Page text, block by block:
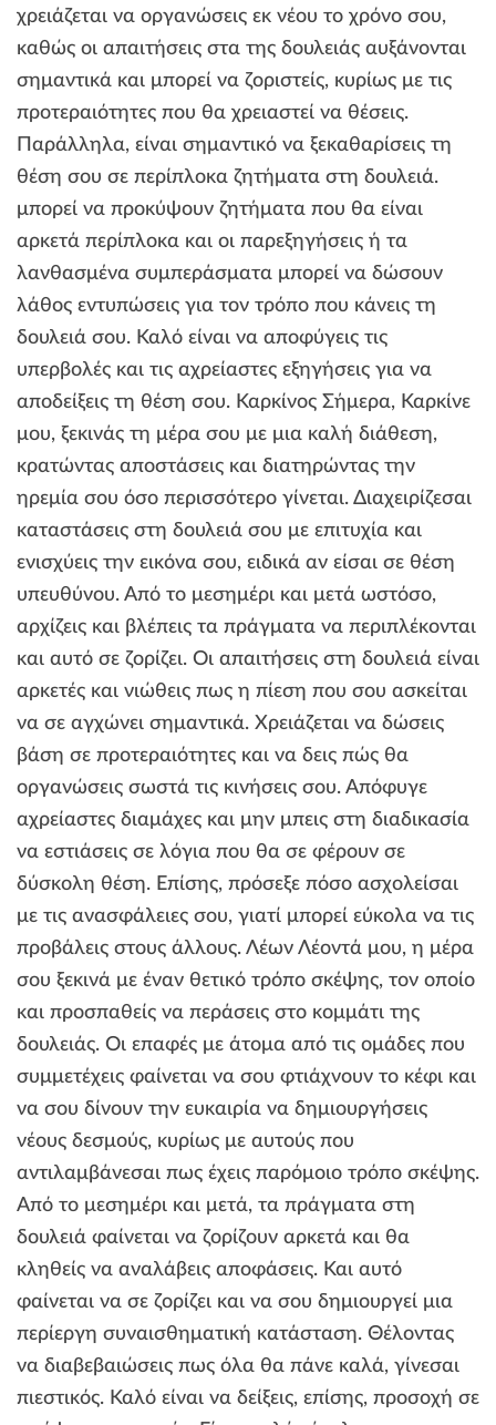
χρειάζεται να οργανώσεις εκ νέου το χρόνο σου,
καθώς οι απαιτήσεις στα της δουλειάς αυξάνονται
σημαντικά και μπορεί να ζοριστείς, κυρίως με τις
προτεραιότητες που θα χρειαστεί να θέσεις.
Παράλληλα, είναι σημαντικό να ξεκαθαρίσεις τη
θέση σου σε περίπλοκα ζητήματα στη δουλειά.
μπορεί να προκύψουν ζητήματα που θα είναι
αρκετά περίπλοκα και οι παρεξηγήσεις ή τα
λανθασμένα συμπεράσματα μπορεί να δώσουν
λάθος εντυπώσεις για τον τρόπο που κάνεις τη
δουλειά σου. Καλό είναι να αποφύγεις τις
υπερβολές και τις αχρείαστες εξηγήσεις για να
αποδείξεις τη θέση σου. Καρκίνος Σήμερα, Καρκίνε
μου, ξεκινάς τη μέρα σου με μια καλή διάθεση,
κρατώντας αποστάσεις και διατηρώντας την
ηρεμία σου όσο περισσότερο γίνεται. Διαχειρίζεσαι
καταστάσεις στη δουλειά σου με επιτυχία και
ενισχύεις την εικόνα σου, ειδικά αν είσαι σε θέση
υπευθύνου. Από το μεσημέρι και μετά ωστόσο,
αρχίζεις και βλέπεις τα πράγματα να περιπλέκονται
και αυτό σε ζορίζει. Οι απαιτήσεις στη δουλειά είναι
αρκετές και νιώθεις πως η πίεση που σου ασκείται
να σε αγχώνει σημαντικά. Χρειάζεται να δώσεις
βάση σε προτεραιότητες και να δεις πώς θα
οργανώσεις σωστά τις κινήσεις σου. Απόφυγε
αχρείαστες διαμάχες και μην μπεις στη διαδικασία
να εστιάσεις σε λόγια που θα σε φέρουν σε
δύσκολη θέση. Επίσης, πρόσεξε πόσο ασχολείσαι
με τις ανασφάλειες σου, γιατί μπορεί εύκολα να τις
προβάλεις στους άλλους. Λέων Λέοντά μου, η μέρα
σου ξεκινά με έναν θετικό τρόπο σκέψης, τον οποίο
και προσπαθείς να περάσεις στο κομμάτι της
δουλειάς. Οι επαφές με άτομα από τις ομάδες που
συμμετέχεις φαίνεται να σου φτιάχνουν το κέφι και
να σου δίνουν την ευκαιρία να δημιουργήσεις
νέους δεσμούς, κυρίως με αυτούς που
αντιλαμβάνεσαι πως έχεις παρόμοιο τρόπο σκέψης.
Από το μεσημέρι και μετά, τα πράγματα στη
δουλειά φαίνεται να ζορίζουν αρκετά και θα
κληθείς να αναλάβεις αποφάσεις. Και αυτό
φαίνεται να σε ζορίζει και να σου δημιουργεί μια
περίεργη συναισθηματική κατάσταση. Θέλοντας
να διαβεβαιώσεις πως όλα θα πάνε καλά, γίνεσαι
πιεστικός. Καλό είναι να δείξεις, επίσης, προσοχή σε